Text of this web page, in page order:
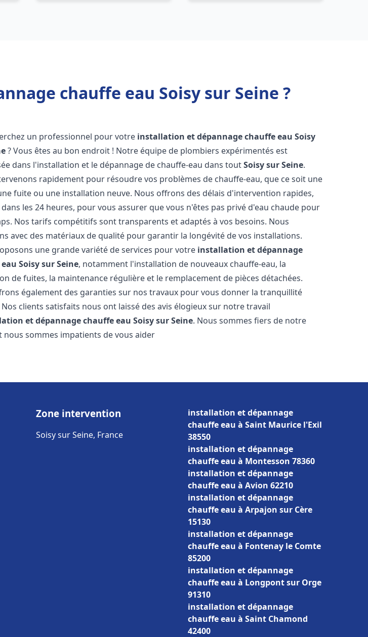
chauffe eau Soisy sur Seine ?
un professionnel pour votre installation et dépannage chauffe eau Soisy
? Vous êtes au bon endroit ! Notre équipe de plombiers expérimentés est
dans l'installation et le dépannage de chauffe-eau dans toutSoisy sur Seine.
rapidement pour résoudre vos problèmes de chauffe-eau, que ce soit une
fuite ou une installation neuve. Nous offrons des délais d'intervention rapides,
les 24 heures, pour vous assurer que vous n'êtes pas privé d'eau chaude pour
Nos tarifs compétitifs sont transparents et adaptés à vos besoins. Nous
avec des matériaux de qualité pour garantir la longévité de vos installations.
une grande variété de services pour votre installation et dépannage
Soisy sur Seine, notamment l'installation de nouveaux chauffe-eau, la
de fuites, la maintenance régulière et le remplacement de pièces détachées.
également des garanties sur nos travaux pour vous donner la tranquillité
clients satisfaits nous ont laissé des avis élogieux sur notre travail
et dépannage chauffe eau Soisy sur Seine. Nous sommes fiers de notre
nous sommes impatients de vous aider
Zone intervention
Soisy sur Seine, France
installation et dépannage
chauffe eau à Saint Maurice l'Exil
38550
installation et dépannage
chauffe eau à Montesson 78360
installation et dépannage
chauffe eau à Avion 62210
installation et dépannage
chauffe eau à Arpajon sur Cère
15130
installation et dépannage
chauffe eau à Fontenay le Comte
85200
installation et dépannage
chauffe eau à Longpont sur Orge
91310
installation et dépannage
chauffe eau à Saint Chamond
42400